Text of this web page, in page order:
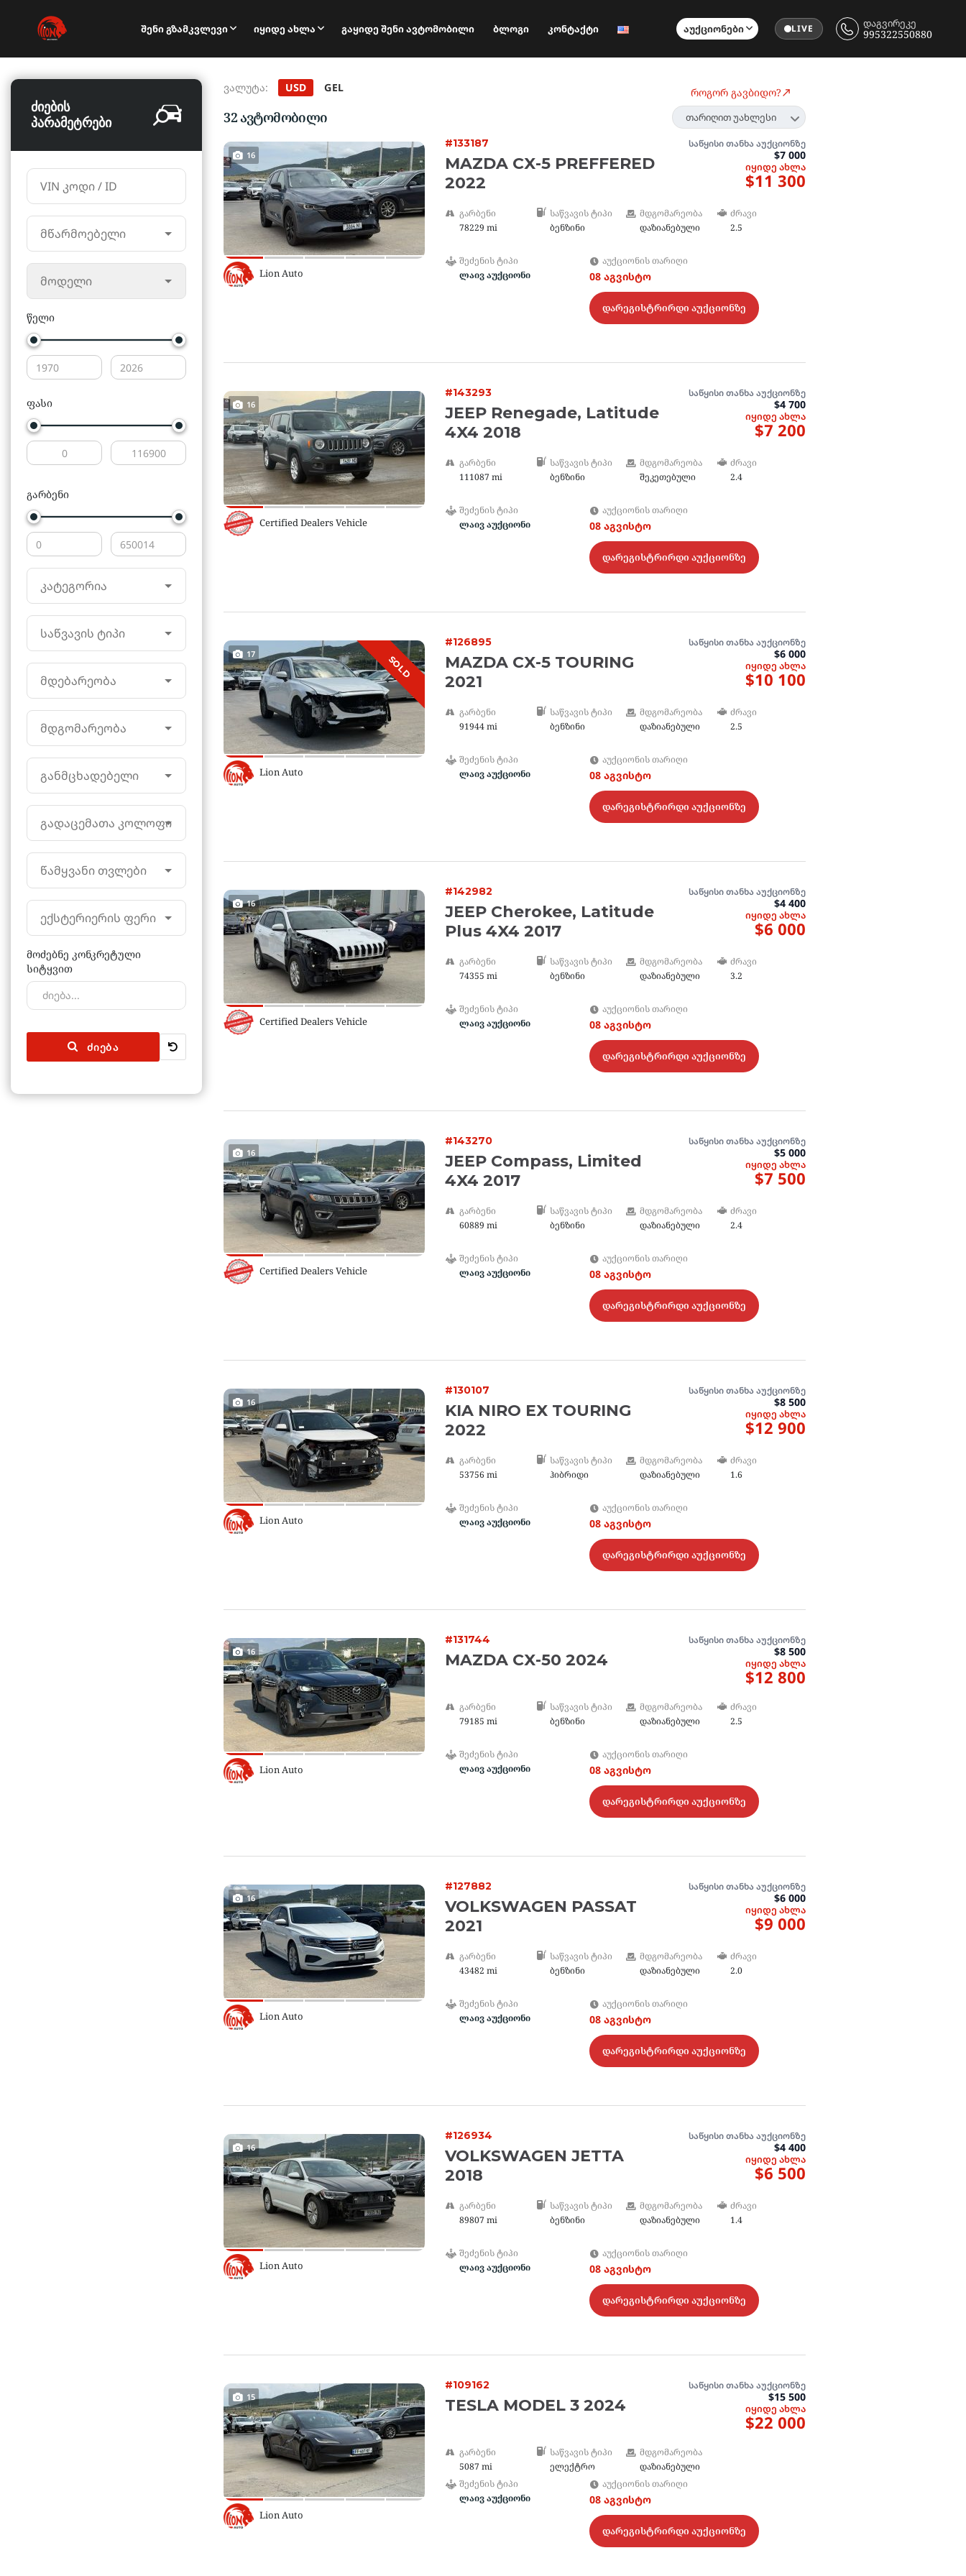
Შენი Გზამკვლევი Იყიდე Ახლა Გაყიდე Შენი Ავტომობილი Ბლოგი Კონტაქტი Აუქციონები LIVE დაგვირეკე
995322550880
ძიების
პარამეტრები
VIN კოდი / ID
მწარმოებელი
მოდელი
წელი
ფასი
გარბენი
კატეგორია
საწვავის ტიპი
მდებარეობა
მდგომარეობა
განმცხადებელი
გადაცემათა კოლოფი
წამყვანი თვლები
ექსტერიერის ფერი
მოძებნე კონკრეტული
სიტყვით
ᲫᲘᲔᲑᲐ
ვალუტა: USD GEL როგორ გავბიდო?
თარიღით უახლესი
32 ავტომობილი
16
Lion Auto
საწყისი თანხა აუქციონზე
$7 000
იყიდე ახლა
$11 300
#133187
MAZDA CX-5 PREFFERED
2022
ᲒᲐᲠᲑᲔᲜᲘ
78229 mi
ᲡᲐᲬᲕᲐᲕᲘᲡ ᲢᲘᲞᲘ
ბენზინი
ᲛᲓᲒᲝᲛᲐᲠᲔᲝᲑᲐ
დაზიანებული
ᲫᲠᲐᲕᲘ
2.5
ᲨᲔᲫᲔᲜᲘᲡ ᲢᲘᲞᲘ
ლაივ აუქციონი
ᲐᲣᲥᲪᲘᲝᲜᲘᲡ ᲗᲐᲠᲘᲦᲘ
08 აგვისტო
დარეგისტრირდი აუქციონზე
16
Certified Dealers Vehicle
საწყისი თანხა აუქციონზე
$4 700
იყიდე ახლა
$7 200
#143293
JEEP Renegade, Latitude
4X4 2018
ᲒᲐᲠᲑᲔᲜᲘ
111087 mi
ᲡᲐᲬᲕᲐᲕᲘᲡ ᲢᲘᲞᲘ
ბენზინი
ᲛᲓᲒᲝᲛᲐᲠᲔᲝᲑᲐ
შეკეთებული
ᲫᲠᲐᲕᲘ
2.4
ᲨᲔᲫᲔᲜᲘᲡ ᲢᲘᲞᲘ
ლაივ აუქციონი
ᲐᲣᲥᲪᲘᲝᲜᲘᲡ ᲗᲐᲠᲘᲦᲘ
08 აგვისტო
დარეგისტრირდი აუქციონზე
17 SOLD
Lion Auto
საწყისი თანხა აუქციონზე
$6 000
იყიდე ახლა
$10 100
#126895
MAZDA CX-5 TOURING
2021
ᲒᲐᲠᲑᲔᲜᲘ
91944 mi
ᲡᲐᲬᲕᲐᲕᲘᲡ ᲢᲘᲞᲘ
ბენზინი
ᲛᲓᲒᲝᲛᲐᲠᲔᲝᲑᲐ
დაზიანებული
ᲫᲠᲐᲕᲘ
2.5
ᲨᲔᲫᲔᲜᲘᲡ ᲢᲘᲞᲘ
ლაივ აუქციონი
ᲐᲣᲥᲪᲘᲝᲜᲘᲡ ᲗᲐᲠᲘᲦᲘ
08 აგვისტო
დარეგისტრირდი აუქციონზე
16
Certified Dealers Vehicle
საწყისი თანხა აუქციონზე
$4 400
იყიდე ახლა
$6 000
#142982
JEEP Cherokee, Latitude
Plus 4X4 2017
ᲒᲐᲠᲑᲔᲜᲘ
74355 mi
ᲡᲐᲬᲕᲐᲕᲘᲡ ᲢᲘᲞᲘ
ბენზინი
ᲛᲓᲒᲝᲛᲐᲠᲔᲝᲑᲐ
დაზიანებული
ᲫᲠᲐᲕᲘ
3.2
ᲨᲔᲫᲔᲜᲘᲡ ᲢᲘᲞᲘ
ლაივ აუქციონი
ᲐᲣᲥᲪᲘᲝᲜᲘᲡ ᲗᲐᲠᲘᲦᲘ
08 აგვისტო
დარეგისტრირდი აუქციონზე
16
Certified Dealers Vehicle
საწყისი თანხა აუქციონზე
$5 000
იყიდე ახლა
$7 500
#143270
JEEP Compass, Limited
4X4 2017
ᲒᲐᲠᲑᲔᲜᲘ
60889 mi
ᲡᲐᲬᲕᲐᲕᲘᲡ ᲢᲘᲞᲘ
ბენზინი
ᲛᲓᲒᲝᲛᲐᲠᲔᲝᲑᲐ
დაზიანებული
ᲫᲠᲐᲕᲘ
2.4
ᲨᲔᲫᲔᲜᲘᲡ ᲢᲘᲞᲘ
ლაივ აუქციონი
ᲐᲣᲥᲪᲘᲝᲜᲘᲡ ᲗᲐᲠᲘᲦᲘ
08 აგვისტო
დარეგისტრირდი აუქციონზე
16
Lion Auto
საწყისი თანხა აუქციონზე
$8 500
იყიდე ახლა
$12 900
#130107
KIA NIRO EX TOURING
2022
ᲒᲐᲠᲑᲔᲜᲘ
53756 mi
ᲡᲐᲬᲕᲐᲕᲘᲡ ᲢᲘᲞᲘ
ჰიბრიდი
ᲛᲓᲒᲝᲛᲐᲠᲔᲝᲑᲐ
დაზიანებული
ᲫᲠᲐᲕᲘ
1.6
ᲨᲔᲫᲔᲜᲘᲡ ᲢᲘᲞᲘ
ლაივ აუქციონი
ᲐᲣᲥᲪᲘᲝᲜᲘᲡ ᲗᲐᲠᲘᲦᲘ
08 აგვისტო
დარეგისტრირდი აუქციონზე
16
Lion Auto
საწყისი თანხა აუქციონზე
$8 500
იყიდე ახლა
$12 800
#131744
MAZDA CX-50 2024
ᲒᲐᲠᲑᲔᲜᲘ
79185 mi
ᲡᲐᲬᲕᲐᲕᲘᲡ ᲢᲘᲞᲘ
ბენზინი
ᲛᲓᲒᲝᲛᲐᲠᲔᲝᲑᲐ
დაზიანებული
ᲫᲠᲐᲕᲘ
2.5
ᲨᲔᲫᲔᲜᲘᲡ ᲢᲘᲞᲘ
ლაივ აუქციონი
ᲐᲣᲥᲪᲘᲝᲜᲘᲡ ᲗᲐᲠᲘᲦᲘ
08 აგვისტო
დარეგისტრირდი აუქციონზე
16
Lion Auto
საწყისი თანხა აუქციონზე
$6 000
იყიდე ახლა
$9 000
#127882
VOLKSWAGEN PASSAT
2021
ᲒᲐᲠᲑᲔᲜᲘ
43482 mi
ᲡᲐᲬᲕᲐᲕᲘᲡ ᲢᲘᲞᲘ
ბენზინი
ᲛᲓᲒᲝᲛᲐᲠᲔᲝᲑᲐ
დაზიანებული
ᲫᲠᲐᲕᲘ
2.0
ᲨᲔᲫᲔᲜᲘᲡ ᲢᲘᲞᲘ
ლაივ აუქციონი
ᲐᲣᲥᲪᲘᲝᲜᲘᲡ ᲗᲐᲠᲘᲦᲘ
08 აგვისტო
დარეგისტრირდი აუქციონზე
16
Lion Auto
საწყისი თანხა აუქციონზე
$4 400
იყიდე ახლა
$6 500
#126934
VOLKSWAGEN JETTA
2018
ᲒᲐᲠᲑᲔᲜᲘ
89807 mi
ᲡᲐᲬᲕᲐᲕᲘᲡ ᲢᲘᲞᲘ
ბენზინი
ᲛᲓᲒᲝᲛᲐᲠᲔᲝᲑᲐ
დაზიანებული
ᲫᲠᲐᲕᲘ
1.4
ᲨᲔᲫᲔᲜᲘᲡ ᲢᲘᲞᲘ
ლაივ აუქციონი
ᲐᲣᲥᲪᲘᲝᲜᲘᲡ ᲗᲐᲠᲘᲦᲘ
08 აგვისტო
დარეგისტრირდი აუქციონზე
15
Lion Auto
საწყისი თანხა აუქციონზე
$15 500
იყიდე ახლა
$22 000
#109162
TESLA MODEL 3 2024
ᲒᲐᲠᲑᲔᲜᲘ
5087 mi
ᲡᲐᲬᲕᲐᲕᲘᲡ ᲢᲘᲞᲘ
ელექტრო
ᲛᲓᲒᲝᲛᲐᲠᲔᲝᲑᲐ
დაზიანებული
ᲨᲔᲫᲔᲜᲘᲡ ᲢᲘᲞᲘ
ლაივ აუქციონი
ᲐᲣᲥᲪᲘᲝᲜᲘᲡ ᲗᲐᲠᲘᲦᲘ
08 აგვისტო
დარეგისტრირდი აუქციონზე